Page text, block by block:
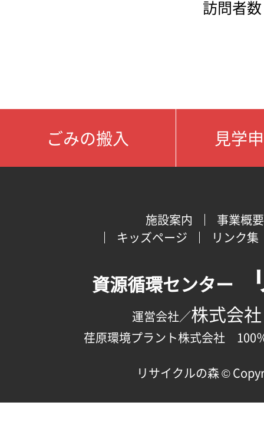
訪問者
ごみの搬入 見学
施設案内
事業概要
キッズページ
リンク集
資源循環センター
運営会社／株式会
荏原環境プラント株式会社 100
リサイクルの森 ©